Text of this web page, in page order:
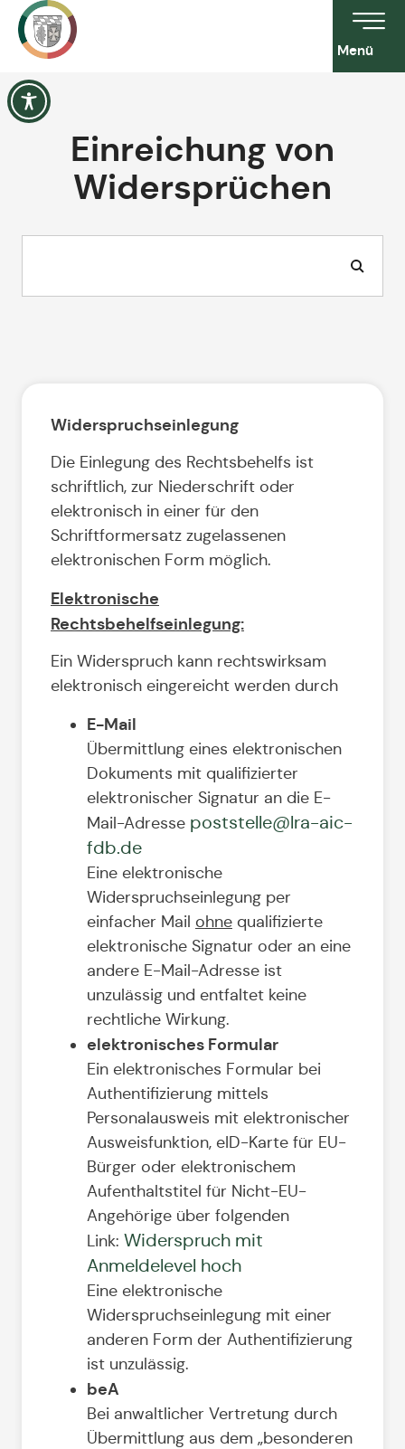
Menü
Einreichung von
Widersprüchen
Widerspruchseinlegung
Die Einlegung des Rechtsbehelfs ist
schriftlich, zur Niederschrift oder
elektronisch in einer für den
Schriftformersatz zugelassenen
elektronischen Form möglich.
Elektronische
Rechtsbehelfseinlegung:
Ein Widerspruch kann rechtswirksam
elektronisch eingereicht werden durch
E-Mail
Übermittlung eines elektronischen
Dokuments mit qualifizierter
elektronischer Signatur an die E-
Mail-Adresse poststelle@lra-aic-
fdb.de
Eine elektronische
Widerspruchseinlegung per
einfacher Mail ohne qualifizierte
elektronische Signatur oder an eine
andere E-Mail-Adresse ist
unzulässig und entfaltet keine
rechtliche Wirkung.
elektronisches Formular
Ein elektronisches Formular bei
Authentifizierung mittels
Personalausweis mit elektronischer
Ausweisfunktion, eID-Karte für EU-
Bürger oder elektronischem
Aufenthaltstitel für Nicht-EU-
Angehörige über folgenden
Link: Widerspruch mit
Anmeldelevel hoch
Eine elektronische
Widerspruchseinlegung mit einer
anderen Form der Authentifizierung
ist unzulässig.
beA
Bei anwaltlicher Vertretung durch
Übermittlung aus dem „besonderen